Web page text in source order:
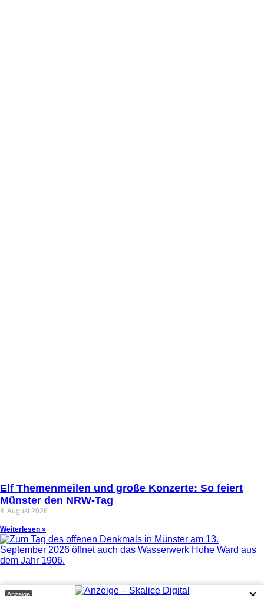
Elf Themenmeilen und große Konzerte: So feiert
Münster den NRW-Tag
4. August 2026
Weiterlesen »
Anzeige